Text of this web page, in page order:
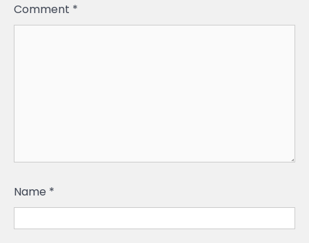
Comment *
Name *